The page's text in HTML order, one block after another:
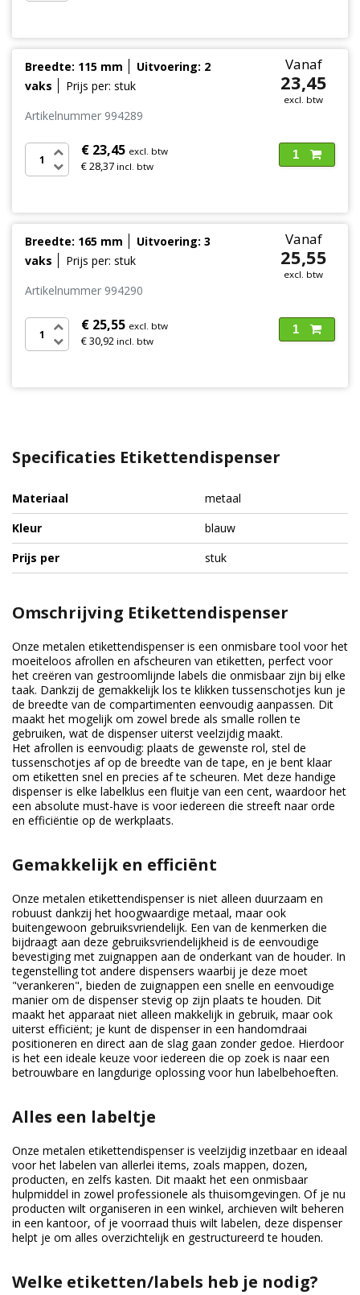
Breedte: 115 mm
Uitvoering: 2
vaks
Prijs per: stuk
Vanaf
23,45
excl. btw
Artikelnummer 994289
€ 23,45 excl. btw
€ 28,37 incl. btw
1
Breedte: 165 mm
Uitvoering: 3
vaks
Prijs per: stuk
Vanaf
25,55
excl. btw
Artikelnummer 994290
€ 25,55 excl. btw
€ 30,92 incl. btw
1
Specificaties Etikettendispenser
Materiaal
metaal
Kleur
blauw
Prijs per
stuk
Omschrijving Etikettendispenser
Onze metalen etikettendispenser is een onmisbare tool voor het
moeiteloos afrollen en afscheuren van etiketten, perfect voor
het creëren van gestroomlijnde labels die onmisbaar zijn bij elke
taak. Dankzij de gemakkelijk los te klikken tussenschotjes kun je
de breedte van de compartimenten eenvoudig aanpassen. Dit
maakt het mogelijk om zowel brede als smalle rollen te
gebruiken, wat de dispenser uiterst veelzijdig maakt.
Het afrollen is eenvoudig: plaats de gewenste rol, stel de
tussenschotjes af op de breedte van de tape, en je bent klaar
om etiketten snel en precies af te scheuren. Met deze handige
dispenser is elke labelklus een fluitje van een cent, waardoor het
een absolute must-have is voor iedereen die streeft naar orde
en efficiëntie op de werkplaats.
Gemakkelijk en efficiënt
Onze metalen etikettendispenser is niet alleen duurzaam en
robuust dankzij het hoogwaardige metaal, maar ook
buitengewoon gebruiksvriendelijk. Een van de kenmerken die
bijdraagt aan deze gebruiksvriendelijkheid is de eenvoudige
bevestiging met zuignappen aan de onderkant van de houder. In
tegenstelling tot andere dispensers waarbij je deze moet
"verankeren", bieden de zuignappen een snelle en eenvoudige
manier om de dispenser stevig op zijn plaats te houden. Dit
maakt het apparaat niet alleen makkelijk in gebruik, maar ook
uiterst efficiënt; je kunt de dispenser in een handomdraai
positioneren en direct aan de slag gaan zonder gedoe. Hierdoor
is het een ideale keuze voor iedereen die op zoek is naar een
betrouwbare en langdurige oplossing voor hun labelbehoeften.
Alles een labeltje
Onze metalen etikettendispenser is veelzijdig inzetbaar en ideaal
voor het labelen van allerlei items, zoals mappen, dozen,
producten, en zelfs kasten. Dit maakt het een onmisbaar
hulpmiddel in zowel professionele als thuisomgevingen. Of je nu
producten wilt organiseren in een winkel, archieven wilt beheren
in een kantoor, of je voorraad thuis wilt labelen, deze dispenser
helpt je om alles overzichtelijk en gestructureerd te houden.
Welke etiketten/labels heb je nodig?